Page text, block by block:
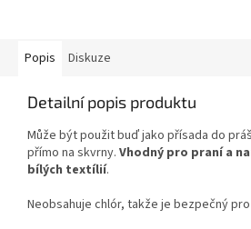
Popis Diskuze
Detailní popis produktu
Může být použit buď jako přísada do
přímo na skvrny. Vhodný pro praní a
bílých textílií.
Neobsahuje chlór, takže je bezpečný